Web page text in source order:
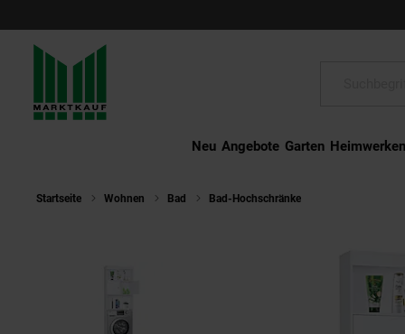
Neu Angebote Garten Heimwerken
Startseite Wohnen Bad Bad-Hochschränke